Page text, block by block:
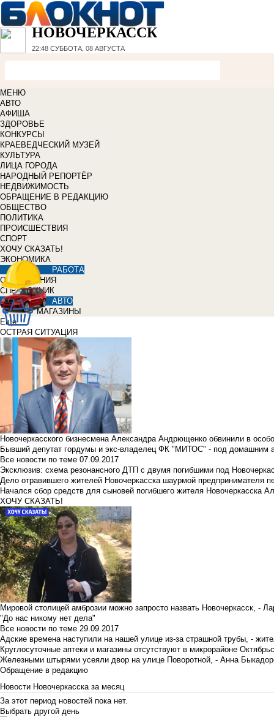
НОВОЧЕРКАССК
22:48 СУББОТА, 08 АВГУСТА
МЕНЮ
АВТО
АФИША
ЗДОРОВЬЕ
КОНКУРСЫ
КРАЕВЕДЧЕСКИЙ МУЗЕЙ
КУЛЬТУРА
ЛИЦА ГОРОДА
НАРОДНЫЙ РЕПОРТЁР
НЕДВИЖИМОСТЬ
ОБРАЩЕНИЕ В РЕДАКЦИЮ
ОБЩЕСТВО
ПОЛИТИКА
ПРОИСШЕСТВИЯ
СПОРТ
ХОЧУ СКАЗАТЬ!
ЭКОНОМИКА
РАБОТА
ОБЪЯВЛЕНИЯ
СПРАВОЧНИК
АВТО
МАГАЗИНЫ
Еще
ОСТРАЯ СИТУАЦИЯ
Новочеркасского бизнесмена Александра Андрющенко обвинили в
Бывший депутат гордумы и экс-владелец ФК "МИТОС" - под домашним
Все новости по теме 07.09.2017
Эксклюзив: схема резонансного ДТП с двумя погибшими под
Дело отравившего жителей Новочеркасска шаурмой предпринимателя
Начался сбор средств для сыновей погибшего жителя Новочеркасска
ХОЧУ СКАЗАТЬ!
Мировой столицей амброзии можно запросто назвать Новочеркасск, -
"До нас никому нет дела"
Все новости по теме 29.09.2017
Адские времена наступили на нашей улице из-за страшной трубы, -
Круглосуточные аптеки и магазины отсутствуют в микрорайоне
Железными штырями усеяли двор на улице Поворотной, - Анна
Обращение в редакцию
Новости Новочеркасска за месяц
За этот период новостей пока нет.
Выбрать другой день